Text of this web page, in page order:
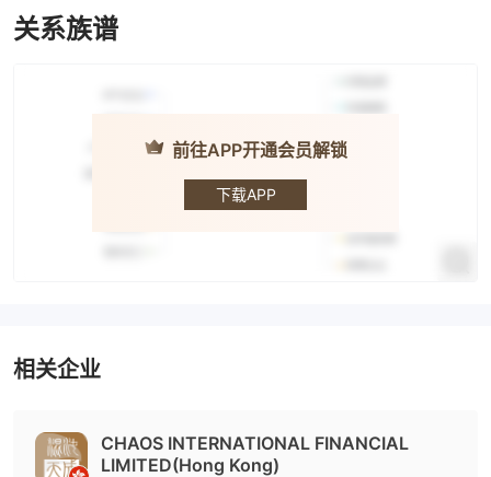
关系族谱
前往APP开通会员解锁
下载APP
沌天成
相关企业
CHAOS INTERNATIONAL FINANCIAL
LIMITED(Hong Kong)